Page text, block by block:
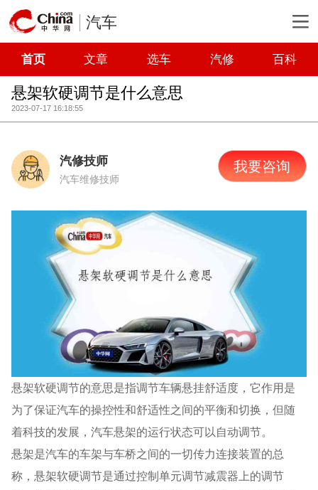
汽车
首页 文章 选车 汽修 百科
悬架软硬调节是什么意思
2023-07-17 16:18:55
汽修技师
汽车维修技师
我要咨询
悬架软硬调节的意思是指调节车辆悬挂舒适度，它作用是
为了保证汽车的操控性和舒适性之间的平衡和切换，但随
着科技的发展，汽车悬架的运行状态可以自动调节。
悬架是汽车的车架与车桥之间的一切传力连接装置的总
称，悬架软硬调节是通过控制单元调节减震器上的调节